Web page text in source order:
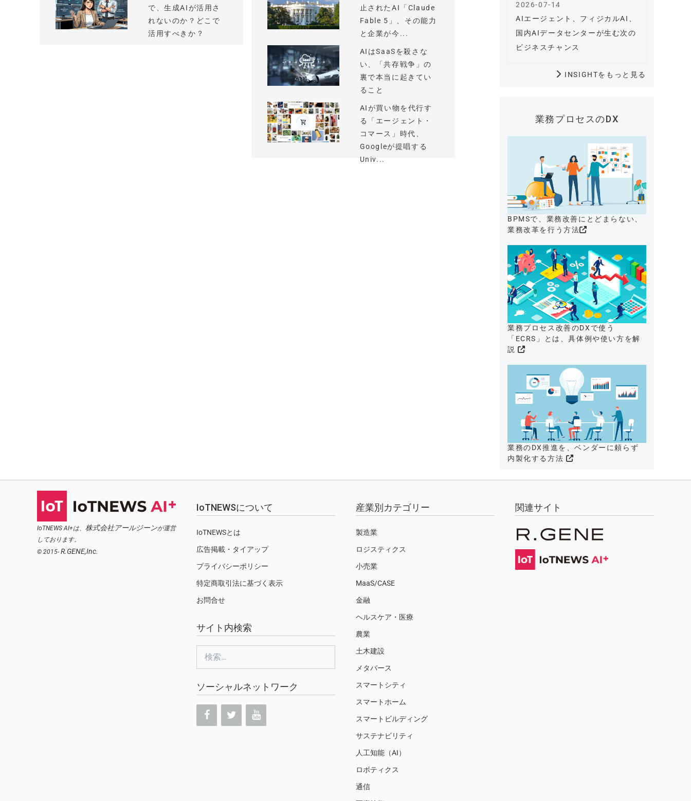
で、生成AIが活用さ
れないのか？どこで
活用すべきか？
止されたAI「Claude
Fable 5」、その能力
と企業が今...
AIはSaaSを殺さな
い、「共存戦争」の
裏で本当に起きてい
ること
AIが買い物を代行す
る「エージェント・
コマース」時代、
Googleが提唱する
Univ...
AIエージェント、フィジカルAI、
国内AIデータセンターが生む次の
ビジネスチャンス
2026-07-14
INSIGHTをもっと見る
業務プロセスのDX
BPMSで、業務改善にとどまらない、
業務改革を行う方法
業務プロセス改善のDXで使う
「ECRS」とは、具体例や使い方を解
説
業務のDX推進を、ベンダーに頼らず
内製化する方法
IoTNEWS AI+は、 株式会社アールジーンが運営
しております。
© 2015- R.GENE,Inc.
IoTNEWSについて
IoTNEWSとは
広告掲載・タイアップ
プライバシーポリシー
特定商取引法に基づく表示
お問合せ
サイト内検索
索:
ソーシャルネットワーク
産業別カテゴリー
製造業
ロジスティクス
小売業
MaaS/CASE
金融
ヘルスケア・医療
農業
土木建設
メタバース
スマートシティ
スマートホーム
スマートビルディング
サステナビリティ
人工知能（AI）
ロボティクス
通信
関連サイト